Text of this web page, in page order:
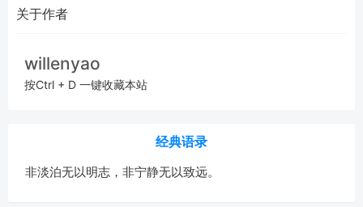
关于作者
willenyao
按Ctrl + D 一键收藏本站
经典语录
非淡泊无以明志，非宁静无以致远。